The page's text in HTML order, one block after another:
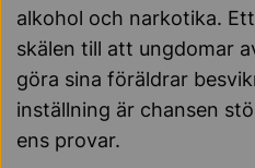
alkohol och narkotika.
skälen till att ungdomar
göra sina föräldrar
inställning är chansen
ens provar.